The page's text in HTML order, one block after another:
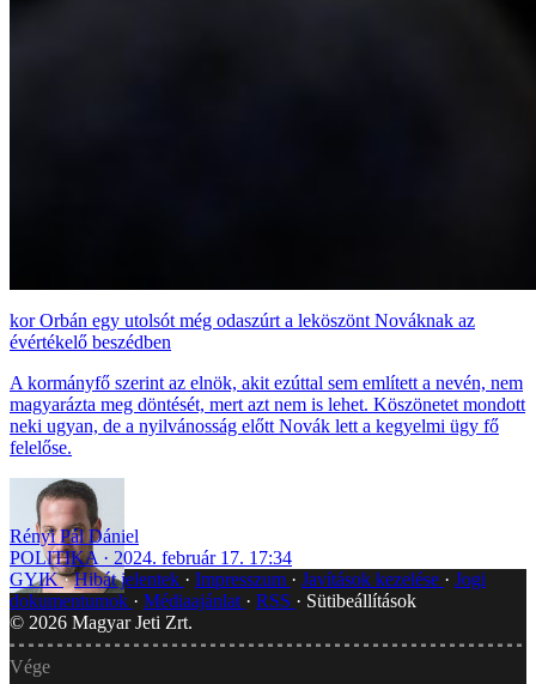
Orbán egy utolsót még odaszúrt a leköszönt Nováknak az
évértékelő beszédben
A kormányfő szerint az elnök, akit ezúttal sem említett a nevén, nem
magyarázta meg döntését, mert azt nem is lehet. Köszönetet mondott
neki ugyan, de a nyilvánosság előtt Novák lett a kegyelmi ügy fő
felelőse.
Rényi Pál Dániel
POLITIKA
2024. február 17. 17:34
GYIK Hibát jelentek Impresszum Javítások kezelése
Jogi
dokumentumok
Médiaajánlat RSS
Sütibeállítások
© 2026 Magyar Jeti Zrt.
Vége